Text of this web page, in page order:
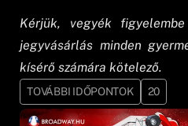
Kérjük, vegyék
jegyvásárlás minden
kísérő számára kötelező.
TOVÁBBI IDŐPONTOK 20